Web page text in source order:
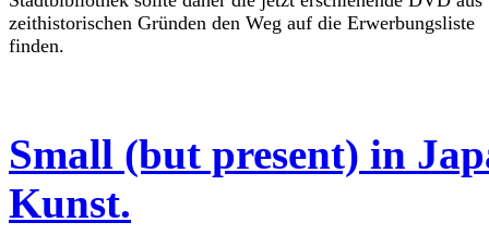
zeithistorischen Gründen den Weg auf die Erwerbungsliste
finden.
Small (but present) in
Kunst.